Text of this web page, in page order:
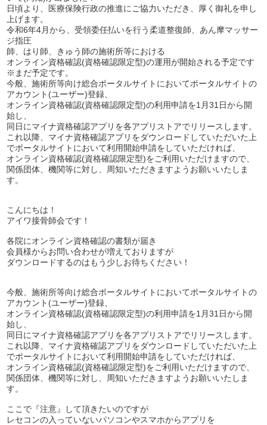
日頃より、医療保険行政の推進にご協力いただき、厚く御礼を申し
上げます。
令和6年4月から、受領委任払いを行う柔道整復師、あん摩マッサー
ジ指圧
師、はり師、きゅう師の施術所等における
オンライン資格確認(資格確認限定型)の運用が開始される予定です
※まだ予定です。
今般、施術所等向け総合ポータルサイトにおいてポータルサイトの
アカウント(ユーザー)登録、
オンライン資格確認(資格確認限定型)の利用申請を1月31日から開
始し、
同日にマイナ資格確認アプリを各アプリストアでリリースします。
これ以降、マイナ資格確認アプリをダウンロードしていただいた上
でポータルサイトにおいて利用開始申請をしていただければ、
オンライン資格確認(資格確認限定型)をご利用いただけますので、
関係団体、機関等に対し、周知いただきますようお願いいたしま
す。
こんにちは！
アイワ接骨師会です！
各院にオンライン資格確認の書類が届き
会員様からお問い合わせが増えておりますが
ダウンロードするのはもう少しお待ちください！
今般、施術所等向け総合ポータルサイトにおいてポータルサイトの
アカウント(ユーザー)登録、
オンライン資格確認(資格確認限定型)の利用申請を1月31日から開
始し、
同日にマイナ資格確認アプリを各アプリストアでリリースします。
これ以降、マイナ資格確認アプリをダウンロードしていただいた上
でポータルサイトにおいて利用開始申請をしていただければ、
オンライン資格確認(資格確認限定型)をご利用いただけますので、
関係団体、機関等に対し、周知いただきますようお願いいたしま
す。
ここで『注意』して頂きたいのですが
レセコンの入っていないパソコンやスマホからアプリを